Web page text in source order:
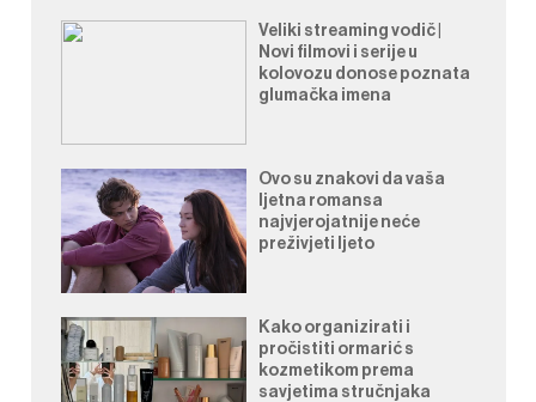
Veliki streaming vodič |
Novi filmovi i serije u
kolovozu donose poznata
glumačka imena
Ovo su znakovi da vaša
ljetna romansa
najvjerojatnije neće
preživjeti ljeto
Kako organizirati i
pročistiti ormarić s
kozmetikom prema
savjetima stručnjaka